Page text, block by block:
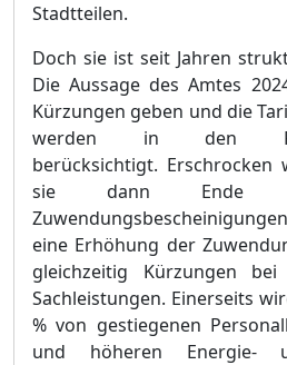
Stadtteilen.
Doch sie ist seit Jahren
Die Aussage des Amtes
Kürzungen geben und die
werden in den
berücksichtigt. Erschrocken
sie dann Ende
eine Erhöhung der
gleichzeitig Kürzungen
Sachleistungen. Einerseits
% von gestiegenen
und höheren Energie-